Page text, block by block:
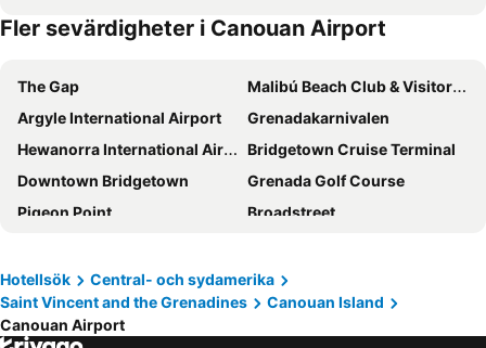
Fler sevärdigheter i Canouan Airport
The Gap
Malibú Beach Club & Visitors Center
Argyle International Airport
Grenadakarnivalen
Hewanorra International Airport
Bridgetown Cruise Terminal
Downtown Bridgetown
Grenada Golf Course
Pigeon Point
Broadstreet
Cruise Ship Terminals
Swan Street
Harrison's Cave
The Cathedral Church of Saint Michaels and All Angels
Wildlife Reserve
Canouan Airport
Hotellsök
Central- och sydamerika
Saint Vincent and the Grenadines
Canouan Island
Canouan Airport